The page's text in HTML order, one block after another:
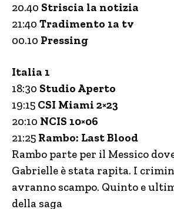
20.40 Striscia la notizia
21:40 Tradimento 1a tv
00.10 Pressing
Italia 1
18:30 Studio Aperto
19:15 CSI Miami 2×23
20:10 NCIS 10×06
21:25 Rambo: Last Blood
Rambo parte per il Messico
Gabrielle è stata rapita. I
avranno scampo. Quinto e
della saga